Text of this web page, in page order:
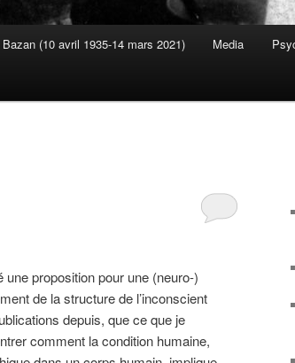
(10 avril 1935-14 mars 2021) Media
proposition pour une (neuro-)
de la structure de l’inconscient
depuis, que ce que je
comment la condition humaine,